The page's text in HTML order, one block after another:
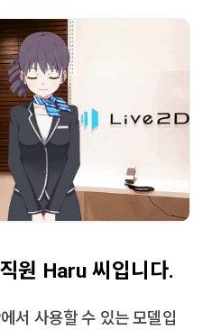
원 Haru 씨입니다.
서 사용할 수 있는 모델입